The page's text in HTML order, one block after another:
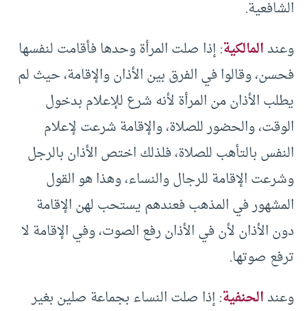
الشافعية.
وعندالمالكية: إذا صلت المرأة وحدها فأقامت لنفسها
فحسن، وقالوا في الفرق بين الأذان والإقامة، حيث لم
يطلب الأذان من المرأة لأنه شرع للإعلام بدخول
الوقت، والحضور للصلاة، والإقامة شرعت لإعلام
النفس بالتأهب للصلاة، فلذلك اختص الأذان بالرجل
وشرعت الإقامة للرجال والنساء، وهذا هو القول
المشهور في المذهب فعندهم يستحب لهن الإقامة
دون الأذان لأن في الأذان رفع الصوت، وفي الإقامة لا
ترفع صوتها.
وعندالحنفية: إذا صلت النساء بجماعة صلين بغير